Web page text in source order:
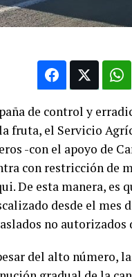
de control y
fruta, el Servicio
-con el apoyo de
con restricción de
De esta manera, es
desde el mes
no
del alto número,